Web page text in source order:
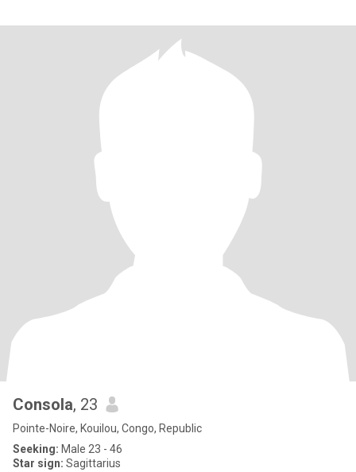
Consola, 23
Pointe-Noire, Kouilou, Congo, Republic
Seeking: Male 23 - 46
Star sign: Sagittarius